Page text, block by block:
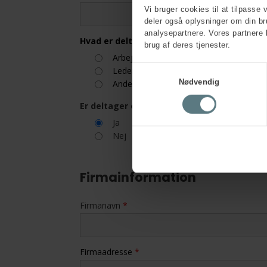
Vi bruger cookies til at tilpasse
deler også oplysninger om din
analysepartnere. Vores
brug af deres tjenester.
Nødvendig
Hvad er deltagers rolle i
Arbejdsmiljørepræsentant
Leder
Anden rolle
Er deltager og kontaktperson den
Ja
Nej
Firmainformation
Firmanavn *
Firmaadresse *